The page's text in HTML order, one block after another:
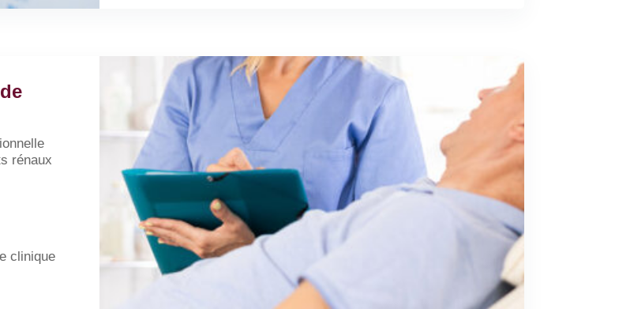
rénaux
clinique